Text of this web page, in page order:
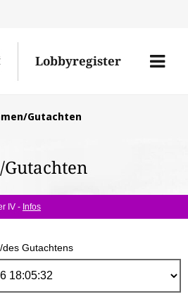
Lobbyregister
Menü
Gutachten
IV - Infos
Gutachtens